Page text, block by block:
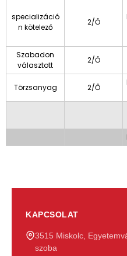
specializáció
n kötelező
2/Ő
Szabadon
választott
2/Ő
Törzsanyag 2/Ő
KAPCSOLAT
3515 Miskolc,
szoba